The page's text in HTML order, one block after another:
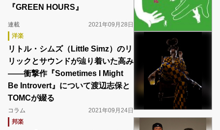
『GREEN HOURS』
連載
2021年09月28日
洋楽
リトル・シムズ（Little Simz）のリ
リックとサウンドが辿り着いた高み
――衝撃作『Sometimes I Might
Be Introvert』について渡辺志保と
TOMCが綴る
コラム
2021年09月24日
邦楽